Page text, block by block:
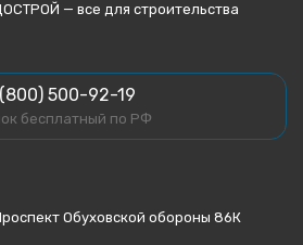
— все для строительства
500-92-19
бесплатный по РФ
Обуховской обороны 86К